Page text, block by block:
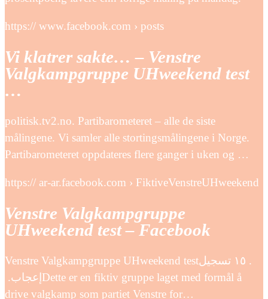
https:// www.facebook.com › posts
Vi klatrer sakte… – Venstre
Valgkampgruppe UHweekend test
…
politisk.tv2.no. Partibarometeret – alle de siste
målingene. Vi samler alle stortingsmålingene i Norge.
Partibarometeret oppdateres flere ganger i uken og …
https:// ar-ar.facebook.com › FiktiveVenstreUHweekend
Venstre Valgkampgruppe
UHweekend test – Facebook
Venstre Valgkampgruppe UHweekend test‎‏. ‏‏١٥‏ تسجيل
إعجاب‏. ‏‎Dette er en fiktiv gruppe laget med formål å
drive valgkamp som partiet Venstre for…